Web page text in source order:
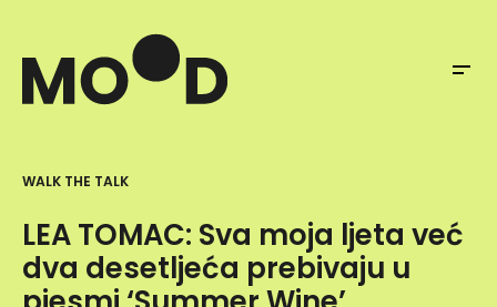
WALK THE TALK
LEA TOMAC: Sva moja ljeta već
dva desetljeća prebivaju u